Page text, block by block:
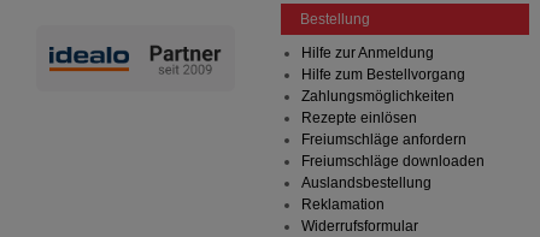
Bestellung
Hilfe zur Anmeldung
Hilfe zum Bestellvorgang
Zahlungsmöglichkeiten
Rezepte einlösen
Freiumschläge anfordern
Freiumschläge downloaden
Auslandsbestellung
Reklamation
Widerrufsformular